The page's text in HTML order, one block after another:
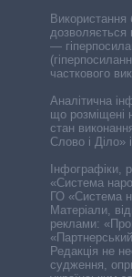
Використання
дозволяється
—
часткового
Аналітична
що розміщені
стан
Слово і Діло»
Інфографіки,
«Система
ГО «Система
Матеріали,
реклами:
Редакція не
судження,